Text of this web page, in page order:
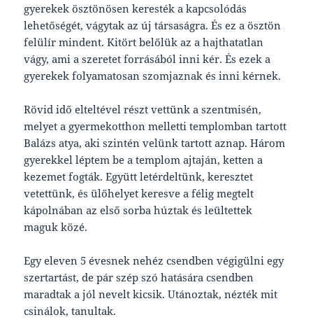
gyerekek ösztönösen keresték a kapcsolódás
lehetőségét, vágytak az új társaságra. És ez a ösztön
felülír mindent. Kitört belőlük az a hajthatatlan
vágy, ami a szeretet forrásából inni kér. És ezek a
gyerekek folyamatosan szomjaznak és inni kérnek.
Rövid idő elteltével részt vettünk a szentmisén,
melyet a gyermekotthon melletti templomban tartott
Balázs atya, aki szintén velünk tartott aznap. Három
gyerekkel léptem be a templom ajtaján, ketten a
kezemet fogták. Együtt letérdeltünk, keresztet
vetettünk, és ülőhelyet keresve a félig megtelt
kápolnában az első sorba húztak és leültettek
maguk közé.
Egy eleven 5 évesnek nehéz csendben végigülni egy
szertartást, de pár szép szó hatására csendben
maradtak a jól nevelt kicsik. Utánoztak, nézték mit
csinálok, tanultak.